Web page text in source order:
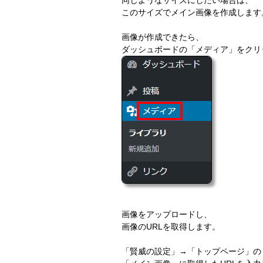
このサイズでメイン画像を作成します
画像が作成できたら、
ダッシュボードの「メディア」をクリ
画像をアップロードし、
画像のURLを取得します。
「賢威の設定」→「トップページ」の